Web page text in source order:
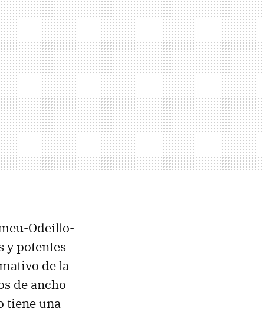
Odeillo-
y potentes
de la
de ancho
tiene una